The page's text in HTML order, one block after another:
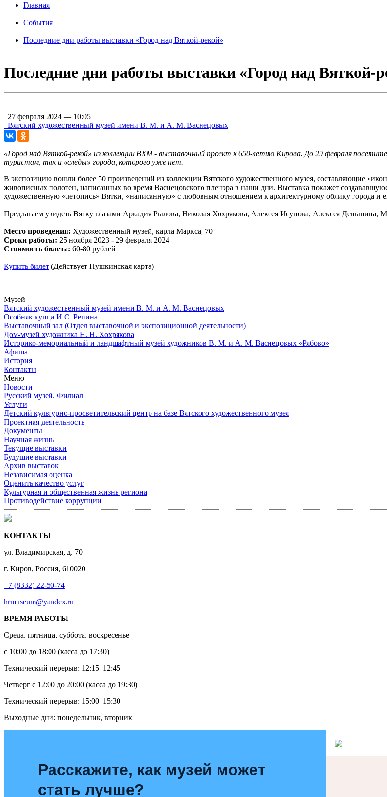
Главная
|
События
|
Последние дни работы выставки «Город над Вяткой-рекой»
Последние дни работы выставки «Город над Вяткой-
27 февраля 2024 — 10:05
Вятский художественный музей имени В. М. и А. М. Васнецовых
«Город над Вяткой-рекой» из коллекции ВХМ - выставочный проект к 650-летию Кирова. До 29 февраля
туристам, так и «следы» города, которого уже нет.
В экспозицию вошли более 50 произведений из коллекции Вятского художественного музея, составляющие «
живописных полотен, написанных во время Васнецовского пленэра в наши дни. Выставка покажет
художественную «летопись» Вятки, «написанную» с любовным отношением к архитектурному облику города и
Предлагаем увидеть Вятку глазами Аркадия Рылова, Николая Хохрякова, Алексея Исупова, Алексея
Место проведения: Художественный музей, карла Маркса, 70
Сроки работы: 25 ноября 2023 - 29 февраля 2024
Стоимость билета: 60-80 рублей
Купить билет (Действует Пушкинская карта)
Музей
Вятский художественный музей имени В. М. и А. М. Васнецовых
Особняк купца И.С. Репина
Выставочный зал (Отдел выставочной и экспозиционной деятельности)
Дом-музей художника Н. Н. Хохрякова
Историко-мемориальный и ландшафтный музей художников В. М. и А. М. Васнецовых «Рябово»
Афиша
История
Контакты
Меню
Новости
Русский музей. Филиал
Услуги
Детский культурно-просветительский центр на базе Вятского художественного музея
Проектная деятельность
Документы
Научная жизнь
Текущие выставки
Будущие выставки
Архив выставок
Независимая оценка
Оценить качество услуг
Культурная и общественная жизнь региона
Противодействие коррупции
КОНТАКТЫ
ул. Владимирская, д. 70
г. Киров, Россия, 610020
+7 (8332) 22-50-74
hrmuseum@yandex.ru
ВРЕМЯ РАБОТЫ
Среда, пятница, суббота, воскресенье
с 10:00 до 18:00 (касса до 17:30)
Технический перерыв: 12:15–12:45
Четверг с 12:00 до 20:00 (касса до 19:30)
Технический перерыв: 15:00–15:30
Выходные дни: понедельник, вторник
Расскажите, как музей может
стать лучше?